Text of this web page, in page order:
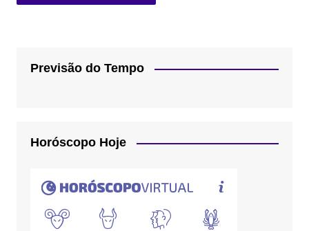
Previsão do Tempo
Horóscopo Hoje